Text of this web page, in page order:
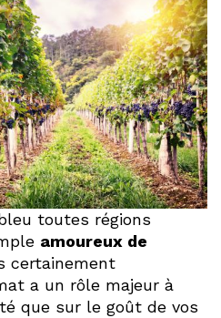
toutes régions
amoureux de
certainement
a un rôle majeur à
que sur le goût de vos